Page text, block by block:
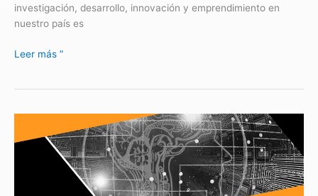
investigación, desarrollo, innovación y emprendimiento en
nuestro país es
Leer más ”
formación